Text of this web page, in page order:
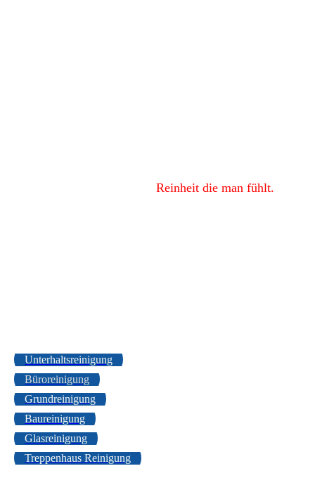
Reinheit die man fühlt.
Unterhaltsreinigung
Büroreinigung
Grundreinigung
Baureinigung
Glasreinigung
Treppenhaus Reinigung